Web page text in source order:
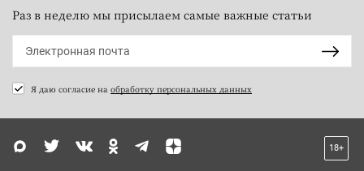
Раз в неделю мы присылаем самые важные статьи
Я даю согласие на обработку персональных данных
18+